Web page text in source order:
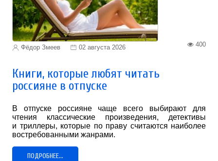
Фёдор Змеев 02 августа 2026 400
Книги, которые любят читать
россияне в отпуске
В отпуске россияне чаще всего выбирают для
чтения классические произведения, детективы
и триллеры, которые по праву считаются наиболее
востребованными жанрами.
ПОДРОБНЕЕ...